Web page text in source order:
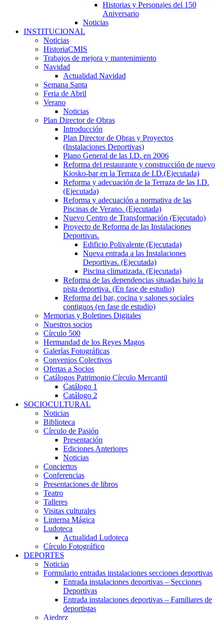
Historias y Personajes del 150
Aniversario
Noticias
INSTITUCIONAL
Noticias
HistoriaCMIS
Trabajos de mejora y mantenimiento
Navidad
Actualidad Navidad
Semana Santa
Feria de Abril
Verano
Noticias
Plan Director de Obras
Introducción
Plan Director de Obras y Proyectos
(Instalaciones Deportivas)
Plano General de las I.D. en 2006
Reforma del restaurante y construcción de nuevo
Kiosko-bar en la Terraza de I.D.(Ejecutada)
Reforma y adecuación de la Terraza de las I.D.
(Ejecutada)
Reforma y adecuación a normativa de las
Piscinas de Verano. (Ejecutada)
Nuevo Centro de Transformación (Ejecutado)
Proyecto de Reforma de las Instalaciones
Deportivas.
Edificio Polivalente (Ejecutada)
Nueva entrada a las Instalaciones
Deportivas. (Ejecutada)
Piscina climatizada. (Ejecutada)
Reforma de las dependencias situadas bajo la
pista deportiva. (En fase de estudio)
Reforma del bar, cocina y salones sociales
contiguos (en fase de estudio)
Memorias y Boletines Digitales
Nuestros socios
Círculo 500
Hermandad de los Reyes Magos
Galerías Fotográficas
Convenios Colectivos
Ofertas a Socios
Catálogos Patrimonio Círculo Mercantil
Catálogo 1
Catálogo 2
SOCIOCULTURAL
Noticias
Biblioteca
Círculo de Pasión
Presentación
Ediciones Anteriores
Noticias
Conciertos
Conferencias
Presentaciones de libros
Teatro
Talleres
Visitas culturales
Linterna Mágica
Ludoteca
Actualidad Ludoteca
Círculo Fotográfico
DEPORTES
Noticias
Formulario entradas instalaciones secciones deportivas
Entrada instalaciones deportivas – Secciones
Deportivas
Entrada instalaciones deportivas – Familiares de
deportistas
Ajedrez